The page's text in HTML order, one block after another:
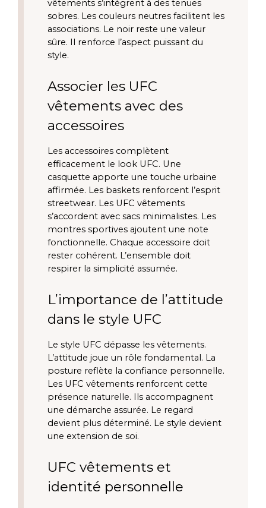
vêtements s’intègrent à des tenues
sobres. Les couleurs neutres facilitent les
associations. Le noir reste une valeur
sûre. Il renforce l’aspect puissant du
style.
Associer les UFC
vêtements avec des
accessoires
Les accessoires complètent
efficacement le look UFC. Une
casquette apporte une touche urbaine
affirmée. Les baskets renforcent l’esprit
streetwear. Les UFC vêtements
s’accordent avec sacs minimalistes. Les
montres sportives ajoutent une note
fonctionnelle. Chaque accessoire doit
rester cohérent. L’ensemble doit
respirer la simplicité assumée.
L’importance de l’attitude
dans le style UFC
Le style UFC dépasse les vêtements.
L’attitude joue un rôle fondamental. La
posture reflète la confiance personnelle.
Les UFC vêtements renforcent cette
présence naturelle. Ils accompagnent
une démarche assurée. Le regard
devient plus déterminé. Le style devient
une extension de soi.
UFC vêtements et
identité personnelle